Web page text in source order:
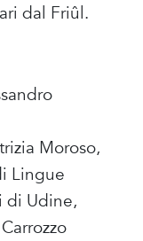
dal Friûl.
Moroso,
Lingue
di Udine,